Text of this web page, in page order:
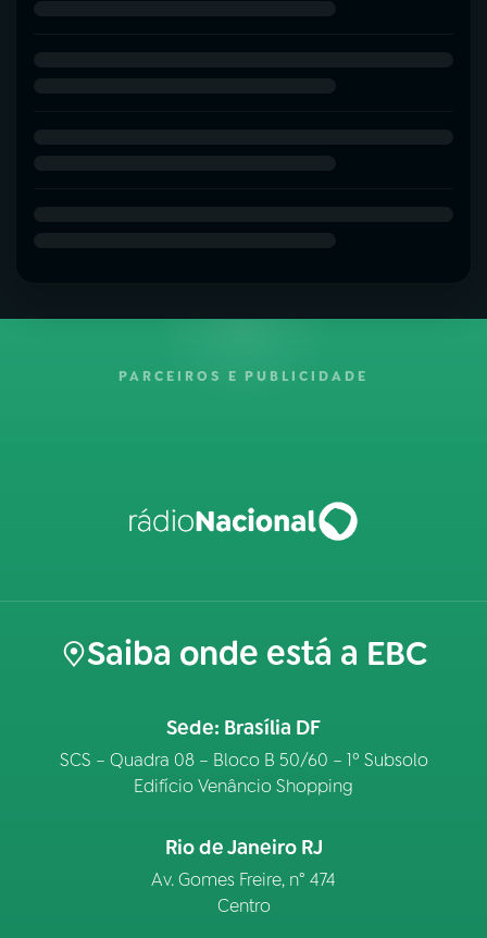
PARCEIROS E PUBLICIDADE
Saiba onde está a EBC
Sede: Brasília DF
SCS – Quadra 08 – Bloco B 50/60 – 1º Subsolo
Edifício Venâncio Shopping
Rio de Janeiro RJ
Av. Gomes Freire, n° 474
Centro